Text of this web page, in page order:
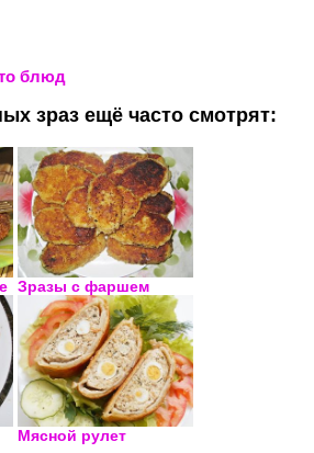
блюд
зраз ещё часто смотрят:
Зразы с фаршем
Мясной рулет